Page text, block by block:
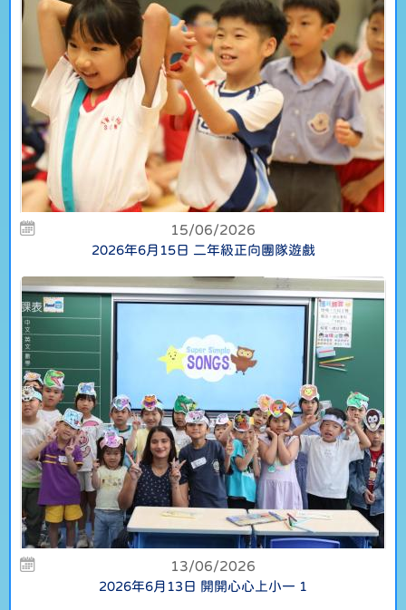
15/06/2026
2026年6月15日 二年級正向團隊遊戲
13/06/2026
2026年6月13日 開開心心上小一 1